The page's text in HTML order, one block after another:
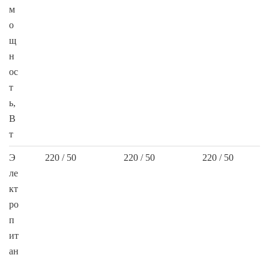
м
о
щ
н
ос
т
ь,
В
т
Э
ле
кт
ро
п
ит
ан
220 / 50 220 / 50 220 / 50